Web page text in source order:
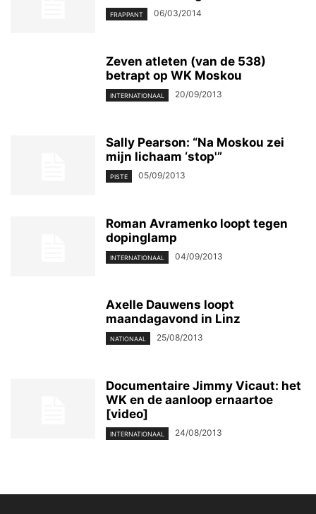
FRAPPANT 06/03/2014
Zeven atleten (van de 538)
betrapt op WK Moskou
INTERNATIONAAL 20/09/2013
Sally Pearson: “Na Moskou zei
mijn lichaam ‘stop'”
PISTE 05/09/2013
Roman Avramenko loopt tegen
dopinglamp
INTERNATIONAAL 04/09/2013
Axelle Dauwens loopt
maandagavond in Linz
NATIONAAL 25/08/2013
Documentaire Jimmy Vicaut: het
WK en de aanloop ernaartoe
[video]
INTERNATIONAAL 24/08/2013